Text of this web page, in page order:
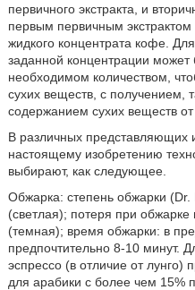
первичного экстракта, и
первым первичным
жидкого концентрата кофе.
заданной концентрации может
необходимом количеством,
сухих веществ, с получением,
содержанием сухих веществ
В различных представляющих
настоящему изобретению
выбирают, как следующее.
Обжарка: степень обжарки
(светлая); потеря при
(темная); время обжарки: в
предпочтительно 8-10 минут.
эспрессо (в отличие от лунго)
для арабики с более чем 15%